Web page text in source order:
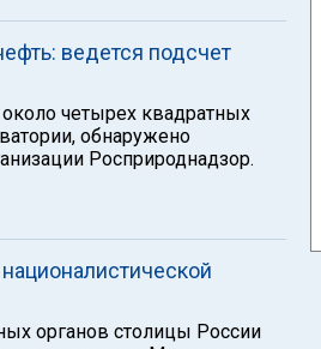
ведется подсчет
четырех квадратных
обнаружено
Росприроднадзор.
органов столицы России